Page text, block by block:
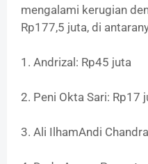
mengalami kerugian
Rp177,5 juta, di
‎1. Andrizal: Rp45 juta
2. Peni Okta Sari: Rp17
‎3. Ali IlhamAndi